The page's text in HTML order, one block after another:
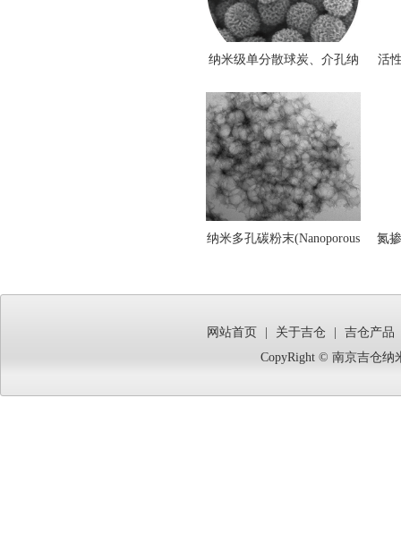
纳米级单分散球炭、介孔纳
掺杂介孔纳米球炭、亲水性
球炭
活
纳米多孔碳粉末(Nanoporous
10,NCP-50,NCP-120,NCP-
氮
网站首页 关于吉仓 吉仓产品
CopyRight © 南京吉仓